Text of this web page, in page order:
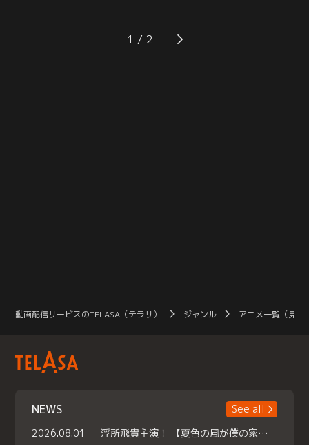
戸惑う一行に声をかけたのは、ラカ
ムの旧縁で傭兵の男・オイゲンだっ
じて胸を痛めるルリア。そんな彼女
をポンメルンは「破壊のための道
1
動画配信サービスのTELASA（テラサ） ジャンル アニメ一覧（見放
NEWS
See all
2026.08.01
浮所飛貴主演！ 【夏色の風が僕の家にやってきた】 本日よりテラサで独占配信スタート！